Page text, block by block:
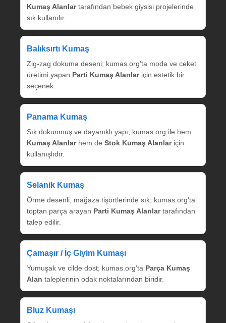
Kumaş Alanlartarafından bebek giysisi projelerinde
sık kullanılır.
Balıksırtı Kumaş
Zig‑zag dokuma deseni; kumas.org’ta moda ve ceket
üretimi yapan Parti Kumaş Alanlariçin estetik bir
seçenek.
Panama Kumaş
Sık dokunmuş ve dayanıklı yapı; kumas.org ile hem
Kumaş Alanlarhem de Stok Kumaş Alanlariçin
kullanışlıdır.
Selanik Kumaş
Örme desenli, mağaza tişörtlerinde sık; kumas.org’ta
toptan parça arayan Parti Kumaş Alanlartarafından
talep edilir.
Çamaşır / İç Giyim Kumaşı
Yumuşak ve cilde dost; kumas.org’ta Parça Kumaş
Alan taleplerinin odak noktalarından biridir.
Bluz Kumaşı